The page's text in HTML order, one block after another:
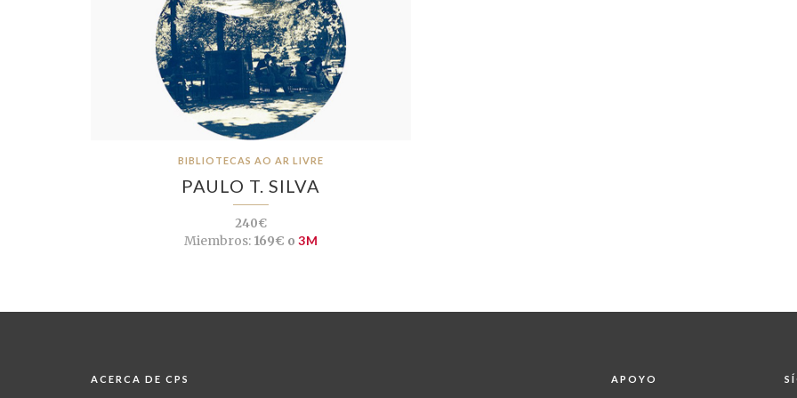
BIBLIOTECAS AO AR LIVRE
PAULO T. SILVA
240€
Miembros:169€ o 3M
ACERCA DE CPS APOYO